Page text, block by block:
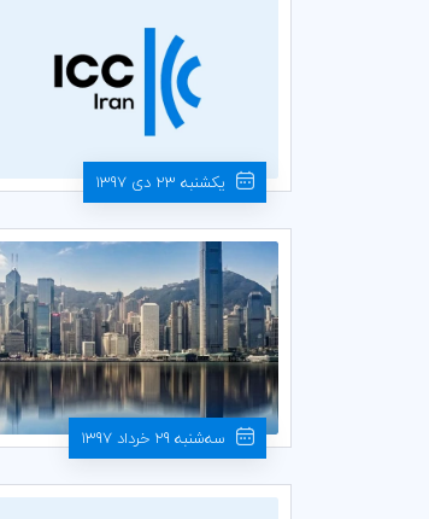
یکشنبه 23 دی 1397
سه‌شنبه 29 خرداد 1397